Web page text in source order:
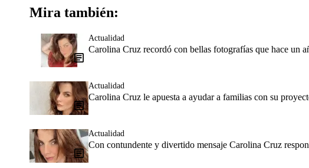
Mira también:
Actualidad
Carolina Cruz recordó con bellas fotografías que hace un
Actualidad
Carolina Cruz le apuesta a ayudar a familias con su
Actualidad
Con contundente y divertido mensaje Carolina Cruz